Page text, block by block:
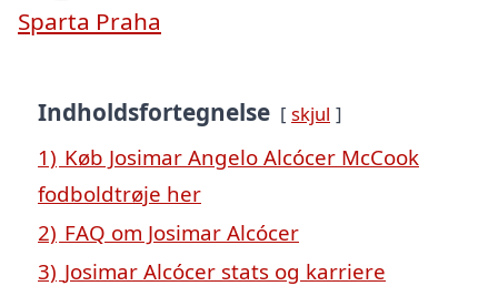
Sparta Praha
Indholdsfortegnelse skjul
1) Køb Josimar Angelo Alcócer McCook
fodboldtrøje her
2) FAQ om Josimar Alcócer
3) Josimar Alcócer stats og karriere